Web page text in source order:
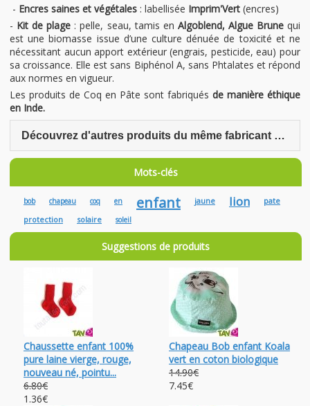
- Encres saines et végétales : labellisée Imprim'Vert (encres)
- Kit de plage : pelle, seau, tamis en Algoblend, Algue Brunequi
est une biomasse issue d’une culture dénuée de toxicité et ne
nécessitant aucun apport extérieur (engrais, pesticide, eau) pour
sa croissance. Elle est sans Biphénol A, sans Phtalates et répond
aux normes en vigueur.
Les produits de Coq en Pâte sont fabriqués de manière éthique
en Inde.
Découvrez d'autres produits du même fabricant Coq en Pâte
Mots-clés
bob chapeau coq en enfant jaune lion
pate
protection
solaire soleil
Suggestions de produits
Chaussette enfant 100%
pure laine vierge, rouge,
nouveau né, pointu...
6.80€
1.36€
Chapeau Bob enfant Koala
vert en coton biologique
14.90€
7.45€